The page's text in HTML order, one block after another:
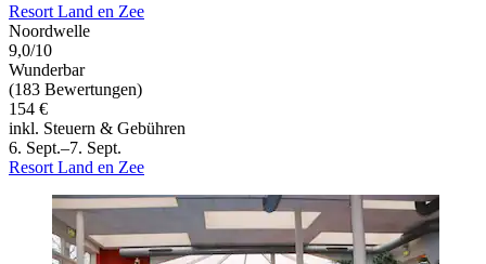
Resort Land en Zee
Noordwelle
9,0/10
Wunderbar
(183 Bewertungen)
154 €
inkl. Steuern & Gebühren
6. Sept.–7. Sept.
Resort Land en Zee